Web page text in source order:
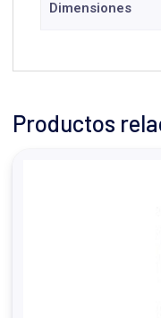
Dimensiones
Productos